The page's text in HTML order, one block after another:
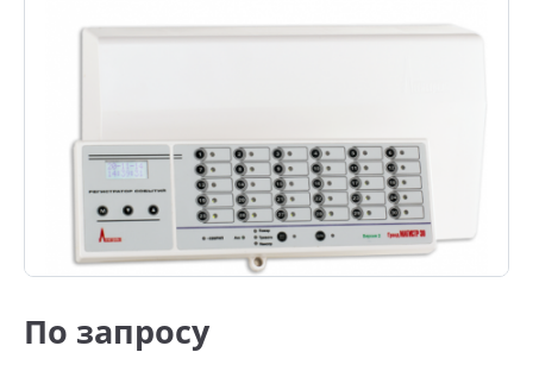
По запросу